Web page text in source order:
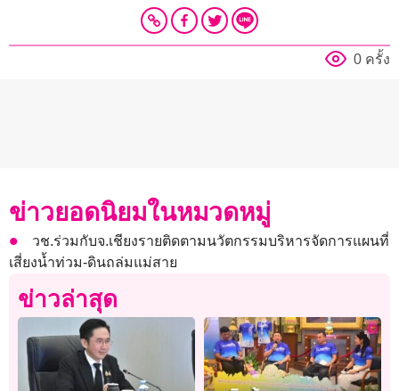
0 ครั้ง
ข่าวยอดนิยมในหมวดหมู่
วช.ร่วมกับจ.เชียงรายติดตามนวัตกรรมบริหารจัดการแผนที่
เสี่ยงน้ำท่วม-ดินถล่มแม่สาย
ข่าวล่าสุด